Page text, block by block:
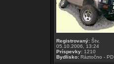
Registrovaný: Štv,
05.10.2006, 13:24
Príspevky: 1210
Bydlisko: Ráztočno - PD